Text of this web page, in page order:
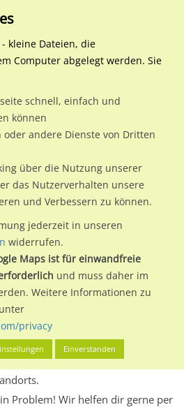
Mecklenburg-Vorpommern
Wismar, Hansestadt
Philipp-Müller-Str./
am Standort Philipp-
Str./We.li.im Ortsteil Friedenshof)
Werbeflächen individuelle und
undLeistungswerte. Damit
der Buchung im Detail über den
und Werbewirkung sowie
in den zugelassenen
direkt im unteren Teil dieser Seite
Problem! Wir helfen dir gerne per
kleine Dateien, die
Computer abgelegt werden. Sie
schnell, einfach und
können
oder andere Dienste von Dritten
über die Nutzung unserer
das Nutzerverhalten unsere
und Verbessern zu können.
jederzeit in unseren
widerrufen.
Maps ist für einwandfreie
und muss daher im
Weitere Informationen zu
privacy
Einverstanden